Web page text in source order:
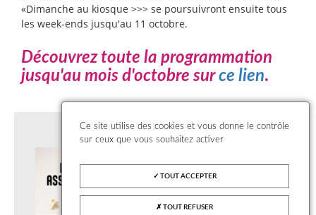
«Dimanche au kiosque >>> se poursuivront ensuite tous
les week-ends jusqu'au 11 octobre.
Découvrez toute la programmation
jusqu'au mois d'octobre surce lien.
Ce site utilise des cookies et vous donne le contrôle
sur ceux que vous souhaitez activer
TOUT ACCEPTER
TOUT REFUSER